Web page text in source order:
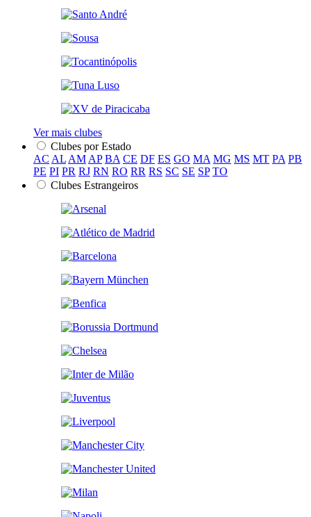
Ver mais clubes
Clubes por Estado
AC AL AM AP BA CE DF ES GO MA MG MS MT PA PB
PE PI PR RJ RN RO RR RS SC SE SP TO
Clubes Estrangeiros